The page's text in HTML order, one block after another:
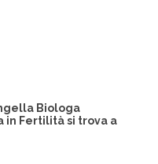
Biologa
in Fertilitàsi trova a